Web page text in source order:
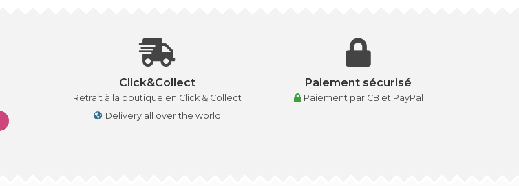
Click&Collect
Retrait à la boutique en Click & Collect
Delivery all over the world
Paiement sécurisé
Paiement par CB et PayPal